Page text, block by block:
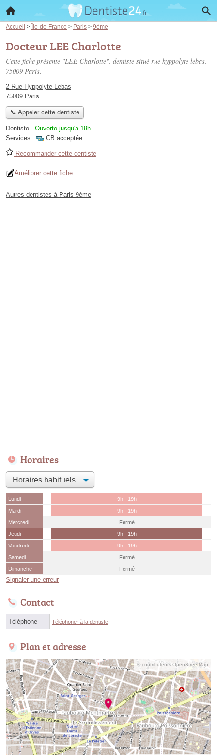
Accueil > Île-de-France > Paris > 9ème
Docteur LEE Charlotte
Cette fiche présente "LEE Charlotte", dentiste situé rue hyppolyte lebas,
75009 Paris.
2 Rue Hyppolyte Lebas
75009 Paris
📞 Appeler cette dentiste
Dentiste - Ouverte jusqu'à 19h
Services :
CB acceptée
Recommander cette dentiste
Améliorer cette fiche
Autres dentistes à Paris 9ème
Horaires
Lundi
9h - 19h
Mardi
9h - 19h
Mercredi
Fermé
Jeudi
9h - 19h
Vendredi
9h - 19h
Samedi
Fermé
Dimanche
Fermé
Signaler une erreur
Contact
Téléphone Téléphoner à la dentiste
Plan et adresse
© contributeurs OpenStreetMap